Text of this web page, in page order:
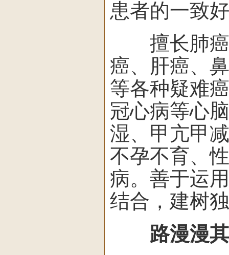
患者的一致
擅长肺癌
癌、肝癌、
等各种疑难
冠心病等心
湿、甲亢甲
不孕不育、
病。善于运
结合，建树
路漫漫其